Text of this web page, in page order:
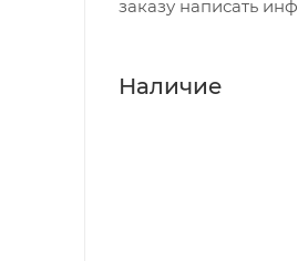
заказу написать
Наличие